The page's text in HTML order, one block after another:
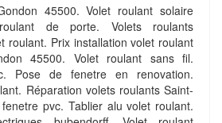
45500. Volet roulant solaire
de porte. Volets roulants
roulant. Prix installation volet roulant
45500. Volet roulant sans fil.
Pose de fenetre en renovation.
Réparation volets roulants Saint-
pvc. Tablier alu volet roulant.